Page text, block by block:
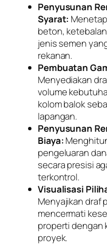
Penyusunan
Syarat:
beton,
jenis semen
rekanan.
Pembuatan
Menyediakan
volume
kolom balok
lapangan.
Penyusunan
Biaya:
pengeluaran
secara presisi
terkontrol.
Visualisasi
Menyajikan draf
mencermati
properti dengan
proyek.